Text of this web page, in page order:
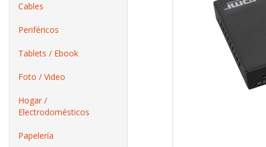
Cables
Periféricos
Tablets / Ebook
Foto / Video
Hogar /
Electrodomésticos
Papelería